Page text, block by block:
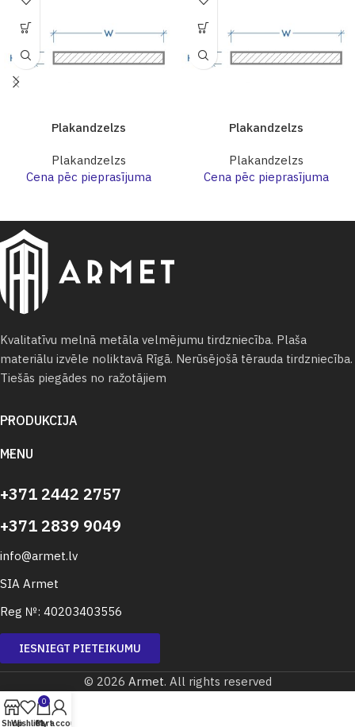
Plakandzelzs
Plakandzelzs
Cena pēc pieprasījuma
Plakandzelzs
Plakandzelzs
Cena pēc pieprasījuma
Kvalitatīvu melnā metāla velmējumu tirdzniecība. Plaša
materiālu izvēle noliktavā Rīgā. Nerūsējošā tērauda tirdzniecība.
Tiešās piegādes no ražotājiem
PRODUKCIJA
MENU
+371 2442 2757
+371 2839 9049
info@armet.lv
SIA Armet
Reg №: 40203403556
IESNIEGT PIETEIKUMU
© 2026 Armet. All rights reserved
ShopWishlist
0
Cart
My account